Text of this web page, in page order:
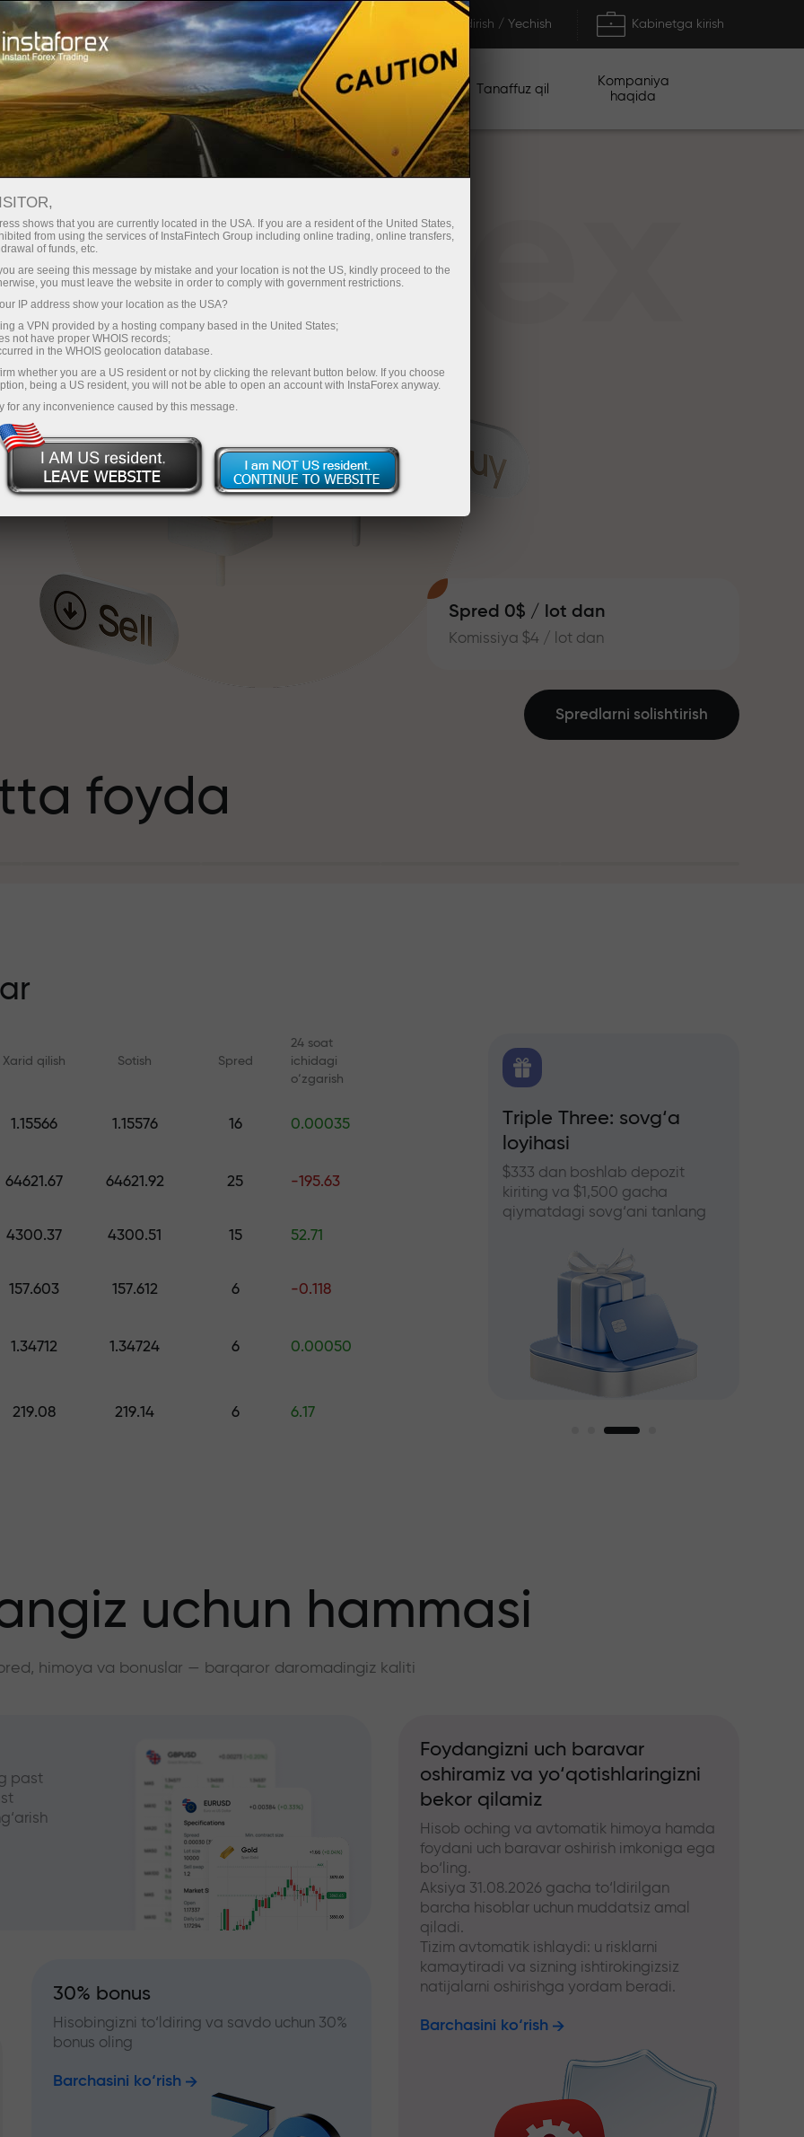
Hisob-varag'ini tez ochish Savdo platformasi To'ldirish / Yechish Kabinetga kirish
Endi ish
uchun
Investorlar uchun Hamkorlar uchun Promoaksiyalar Tanaffuz qil
Kompaniya
haqida
Spred 0$ / lot dan
Komissiya $4 / lot dan
foyda
uchun
jekpoti
$1,500 gacha qiymatdagi sovg‘ani tanlang
— foydangiz
— bozordagi
Spredlarni solishtirish
Xarid qilish Sotish Spred
24 soat
ichidagi
o‘zgarish
1.15566 1.15576 16 0.00035
64621.67 64621.92 25 -195.63
4300.37 4300.51 15 52.71
157.603 157.612 6 -0.118
1.34712 1.34724 6 0.00050
219.08 219.14 6 6.17
Onlayn kurslar
va vebinarlar
FX.CO bilan analitika
Triple Three: sovg‘a
loyihasi
$333 dan boshlab depozit
kiriting va $1,500 gacha
qiymatdagi sovg‘ani tanlang
uchun hammasi
himoya va bonuslar — barqaror daromadingiz kaliti
past
30% bonus
Hisobingizni to‘ldiring va savdo uchun 30%
bonus oling
Barchasini ko‘rish
Foydangizni uch baravar
oshiramiz va yo‘qotishlaringizni
bekor qilamiz
Hisob oching va avtomatik himoya hamda
foydani uch baravar oshirish imkoniga ega
bo‘ling.
Aksiya 31.08.2026 gacha to‘ldirilgan
barcha hisoblar uchun muddatsiz amal
qiladi.
Tizim avtomatik ishlaydi: u risklarni
kamaytiradi va sizning ishtirokingizsiz
natijalarni oshirishga yordam beradi.
Barchasini ko‘rish
shows that you are currently located in the USA. If you are a resident of the United States,
from using the services of InstaFintech Group including online trading, online transfers,
of funds, etc.
are seeing this message by mistake and your location is not the US, kindly proceed to the
you must leave the website in order to comply with government restrictions.
IP address show your location as the USA?
a VPN provided by a hosting company based in the United States;
not have proper WHOIS records;
in the WHOIS geolocation database.
whether you are a US resident or not by clicking the relevant button below. If you choose
being a US resident, you will not be able to open an account with InstaForex anyway.
for any inconvenience caused by this message.